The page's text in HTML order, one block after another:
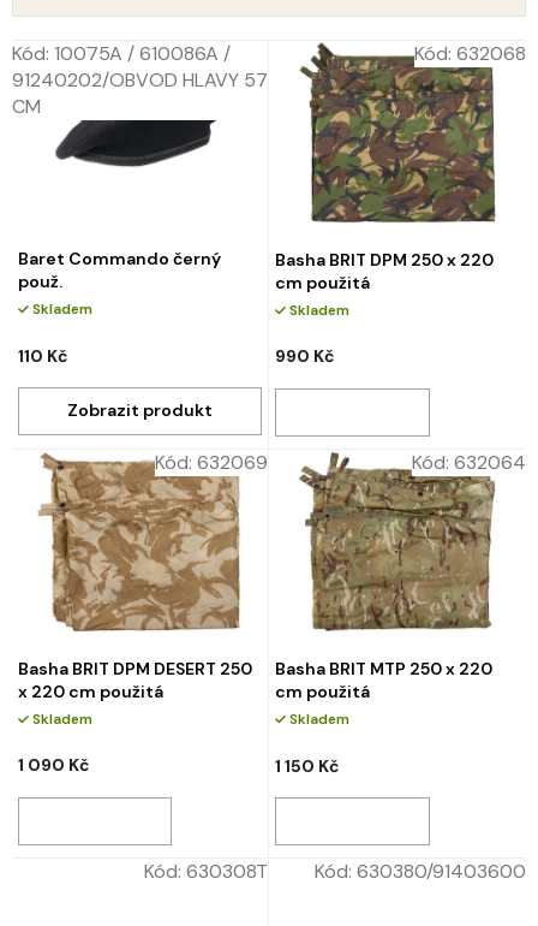
t
ů
Baret Commando černý
použ.
Skladem
110 Kč
Kód: 10075A / 610086A /
91240202/OBVOD HLAVY 57
CM
Basha BRIT DPM 250 x 220
cm použitá
Skladem
990 Kč
Kód: 632068
Basha BRIT DPM DESERT 250
x 220 cm použitá
Skladem
1 090 Kč
Kód: 632069
Basha BRIT MTP 250 x 220
cm použitá
Skladem
1 150 Kč
Kód: 632064
Kód: 630308T Kód: 630380/91403600